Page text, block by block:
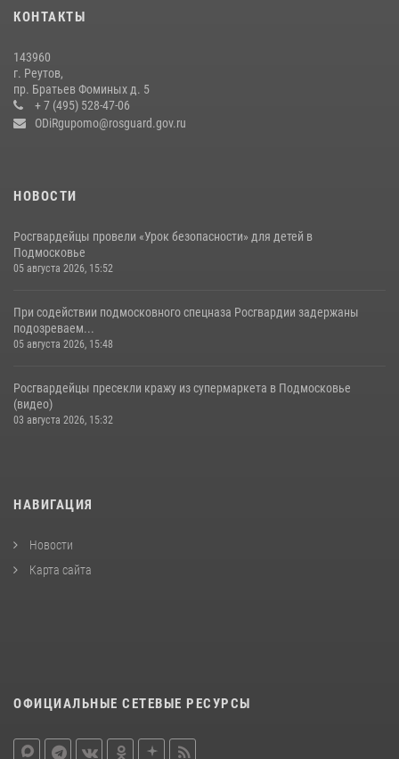
18 июля 2026, 07:03
сотрудников спецподразделений в преодолении полосы
препятствий со стрельбой
14 июля 2026, 15:13
КОНТАКТЫ
143960
г. Реутов,
пр. Братьев Фоминых д. 5
+ 7 (495) 528-47-06
ODiRgupomo@rosguard.gov.ru
НОВОСТИ
Росгвардейцы провели «Урок безопасности» для детей в
Подмосковье
05 августа 2026, 15:52
При содействии подмосковного спецназа Росгвардии задержаны
подозреваем...
05 августа 2026, 15:48
Росгвардейцы пресекли кражу из супермаркета в Подмосковье
(видео)
03 августа 2026, 15:32
НАВИГАЦИЯ
Новости
Карта сайта
ОФИЦИАЛЬНЫЕ СЕТЕВЫЕ РЕСУРСЫ